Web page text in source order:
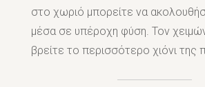
στο χωριό μπορείτε να
μέσα σε υπέροχη φύση. Τον
βρείτε το περισσότερο χιόνι της